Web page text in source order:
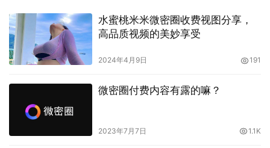
自己的拍摄技巧，为粉丝们带来更加精彩的作品。
水蜜桃米米微密圈收费视图分享，
高品质视频的美妙享受
2024年4月9日 191
微密圈付费内容有露的嘛？
2023年7月7日 1.1K